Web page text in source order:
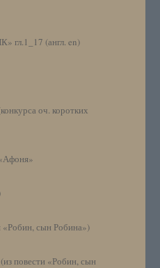
гл.1_17 (англ. en)
оч. коротких
сын Робина»)
повести «Робин, сын